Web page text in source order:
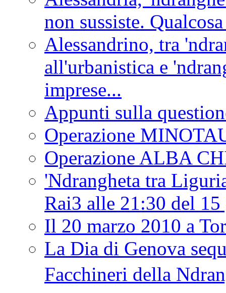
non sussiste.
Alessandrino, tra
all'urbanistica e
imprese...
Appunti sulla
Operazione
Operazione ALBA
'Ndrangheta tra
Rai3 alle 21:30 del
Il 20 marzo 2010 a
La Dia di Genova
Facchineri della